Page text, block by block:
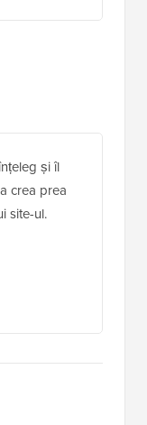
și îl
crea prea
site-ul.